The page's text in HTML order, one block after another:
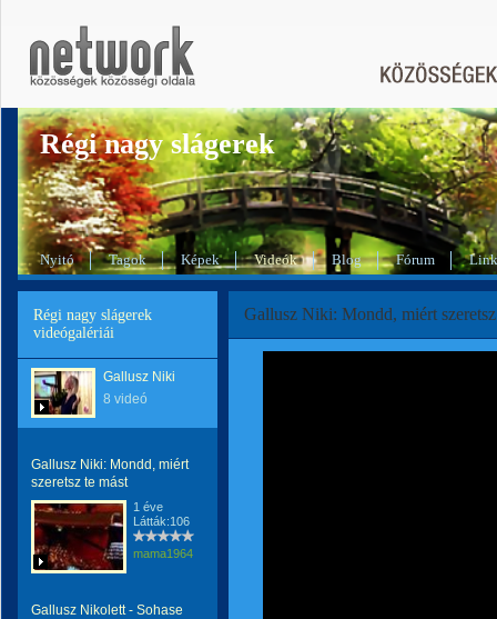
Régi nagy slágerek
Nyitó Tagok Képek Videók Blog Fórum
Régi nagy slágerek
videógalériái
Gallusz Niki
8 videó
Gallusz Niki: Mondd, miért
szeretsz te mást
1 éve
Látták:106
mama1964
Gallusz Nikolett - Sohase
Gallusz Niki: Mondd, miért szeretsz